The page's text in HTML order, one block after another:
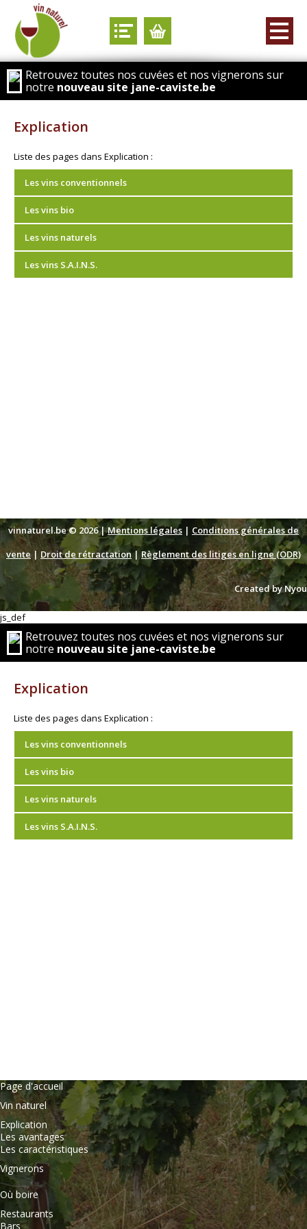
Retrouvez toutes nos cuvées et nos vignerons sur
notre nouveau site jane-caviste.be
Explication
Liste des pages dans Explication :
Les vins conventionnels
Les vins bio
Les vins naturels
Les vins S.A.I.N.S.
vinnaturel.be © 2026 |Mentions légales | Conditions générales de
vente| Droit de rétractation| Règlement des litiges en ligne (ODR)
Created by Nyou
js_def
Retrouvez toutes nos cuvées et nos vignerons sur
notre nouveau site jane-caviste.be
Explication
Liste des pages dans Explication :
Les vins conventionnels
Les vins bio
Les vins naturels
Les vins S.A.I.N.S.
Page d'accueil
Vin naturel
Explication
Les avantages
Les caractéristiques
Vignerons
Où boire
Restaurants
Bars